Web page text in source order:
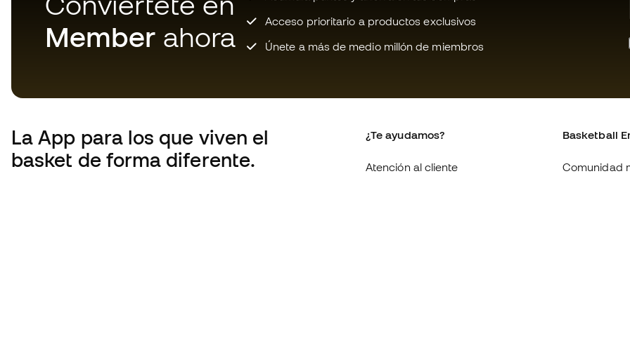
Member ahora
Acceso prioritario a productos exclusivos
Únete a más de medio millón de miembros
La App para los que viven el
basket de forma diferente.
¿Te ayudamos?
Atención al cliente
Basketball
Comunidad